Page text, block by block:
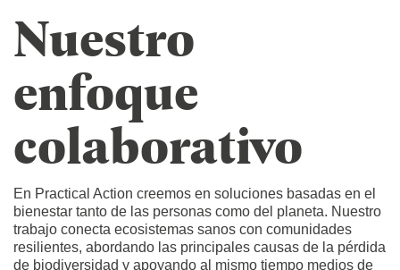
Nuestro
enfoque
colaborativo
En Practical Action creemos en soluciones basadas en el
bienestar tanto de las personas como del planeta. Nuestro
trabajo conecta ecosistemas sanos con comunidades
resilientes, abordando las principales causas de la pérdida
de biodiversidad y apoyando al mismo tiempo medios de